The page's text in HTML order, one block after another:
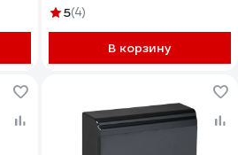
5(4)
В корзину